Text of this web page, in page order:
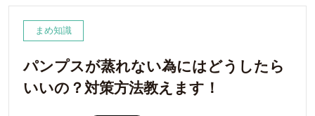
まめ知識
パンプスが蒸れない為にはどうしたら
いいの？対策方法教えます！